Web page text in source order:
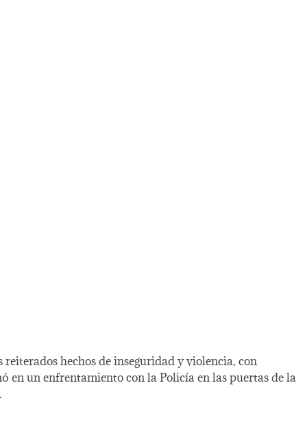
hechos de inseguridad y violencia, con
en un enfrentamiento con la Policía en las puertas de la